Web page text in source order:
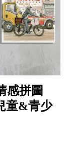
感拼圖
童&青少